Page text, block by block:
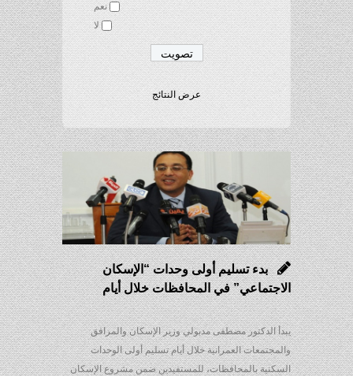
نعم
لا
عرض النتائج
بدء تسليم أولى وحدات “الإسكان
الاجتماعي” في المحافظات خلال أيام
يبدأ الدكتور مصطفى مدبولي وزير الإسكان والمرافق
والمجتمعات العمرانية خلال أيام تسليم أولى الوحدات
السكنية بالمحافظات، للمستفيدين ضمن مشروع الإسكان